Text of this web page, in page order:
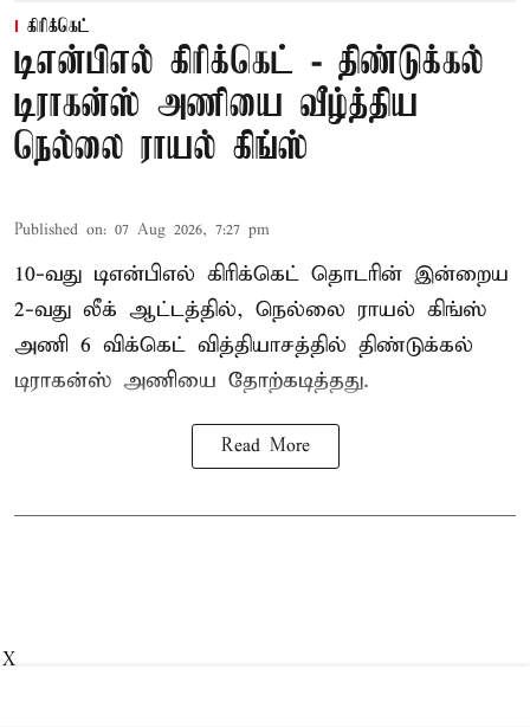
கிரிக்கெட்
டிஎன்பிஎல் கிரிக்கெட் - திண்டுக்கல்
டிராகன்ஸ் அணியை வீழ்த்திய
நெல்லை ராயல் கிங்ஸ்
Published on: 07 Aug 2026, 7:27 pm
10-வது டிஎன்பிஎல் கிரிக்கெட் தொடரின் இன்றைய
2-வது லீக் ஆட்டத்தில், நெல்லை ராயல் கிங்ஸ்
அணி 6 விக்கெட் வித்தியாசத்தில் திண்டுக்கல்
டிராகன்ஸ் அணியை தோற்கடித்தது.
Read More
X